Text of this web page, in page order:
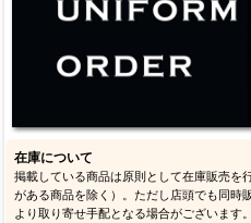
在庫について
掲載している商品は原則として在庫販売を
がある商品を除く）。ただし店頭でも同時
より取り寄せ手配となる場合がございます